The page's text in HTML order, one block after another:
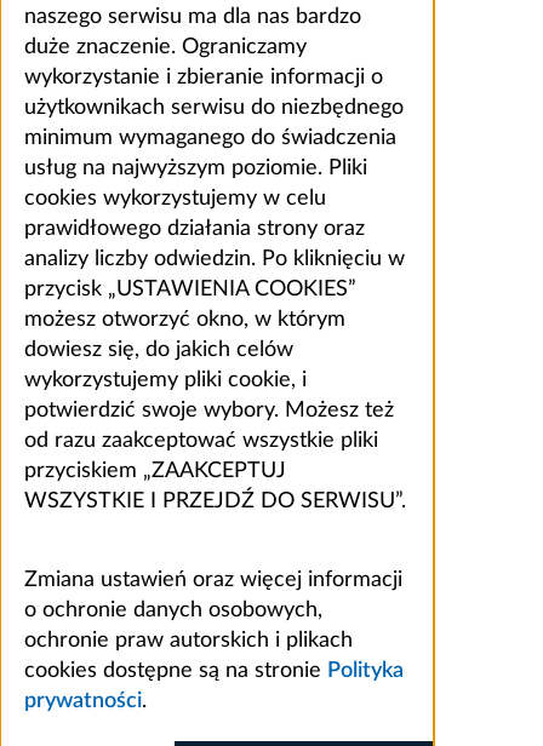
naszego serwisu ma dla nas bardzo
duże znaczenie. Ograniczamy
wykorzystanie i zbieranie informacji o
użytkownikach serwisu do niezbędnego
minimum wymaganego do świadczenia
usług na najwyższym poziomie. Pliki
cookies wykorzystujemy w celu
prawidłowego działania strony oraz
analizy liczby odwiedzin. Po kliknięciu w
przycisk „USTAWIENIA COOKIES”
możesz otworzyć okno, w którym
dowiesz się, do jakich celów
wykorzystujemy pliki cookie, i
potwierdzić swoje wybory. Możesz też
od razu zaakceptować wszystkie pliki
przyciskiem „ZAAKCEPTUJ
WSZYSTKIE I PRZEJDŹ DO SERWISU”.
Zmiana ustawień oraz więcej informacji
o ochronie danych osobowych,
ochronie praw autorskich i plikach
cookies dostępne są na stronie Polityka
prywatności.